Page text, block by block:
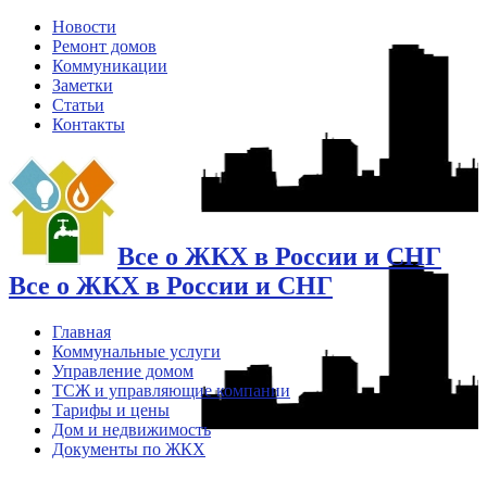
Новости
Ремонт домов
Коммуникации
Заметки
Статьи
Контакты
Все о ЖКХ в России и СНГ
Все о ЖКХ в России и СНГ
Главная
Коммунальные услуги
Управление домом
ТСЖ и управляющие компании
Тарифы и цены
Дом и недвижимость
Документы по ЖКХ